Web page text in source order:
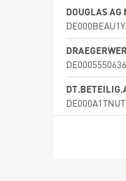
DOUGLAS AG
DE0005550636